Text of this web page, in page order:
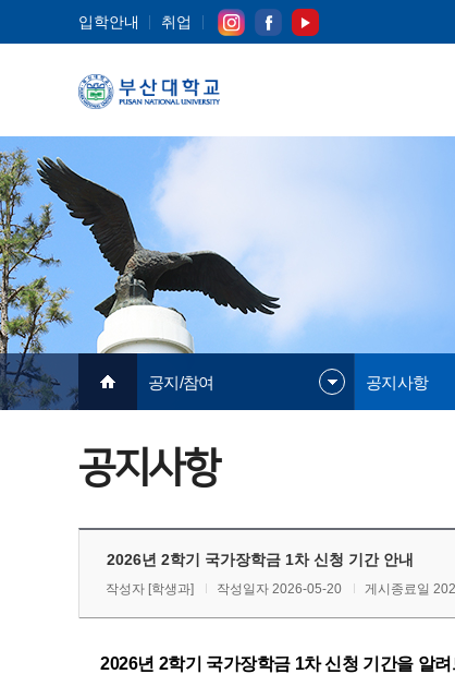
입학안내 취업
공지/참여 공지사항
공지사항
2026년 2학기 국가장학금 1차 신청 기간 안내
작성자 [학생과] 작성일자 2026-05-20 게시종료일
2026년 2학기 국가장학금 1차 신청 기간을 알